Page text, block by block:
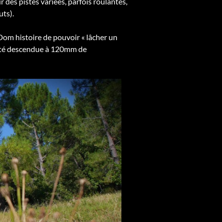
histoire de pouvoir « lâcher un
descendue à 120mm de